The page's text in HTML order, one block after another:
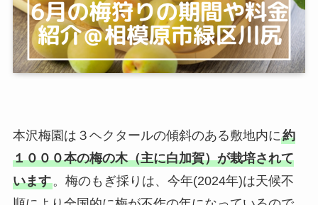
本沢梅園は３ヘクタールの傾斜のある敷地内に約
１０００本の梅の木（主に白加賀）が栽培されて
います。梅のもぎ採りは、今年(2024年)は天候不